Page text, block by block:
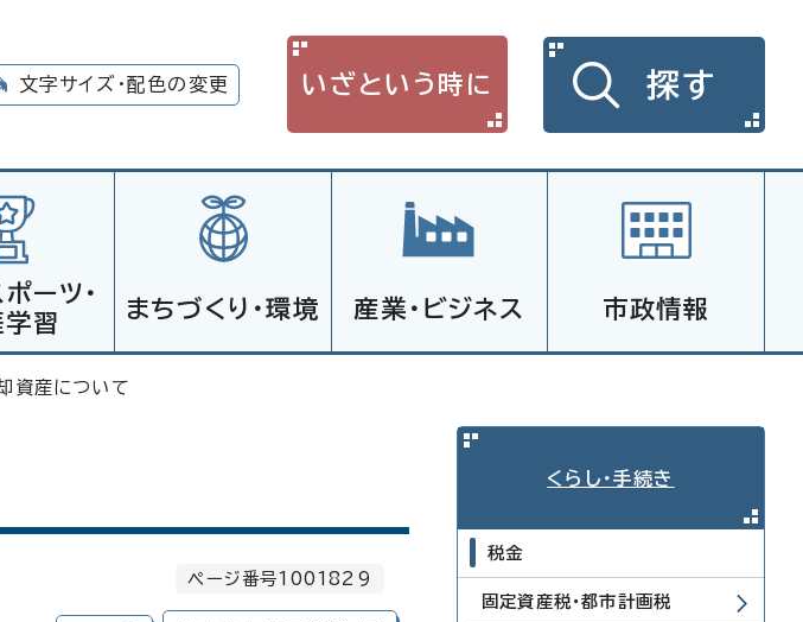
文字サイズ・配色の変更 いざという時に 探す
ーツ・
習
まちづくり・環境 産業・ビジネス 市政情報
資産について
ページ番号1001829
くらし・手続き
税金
固定資産税・都市計画税